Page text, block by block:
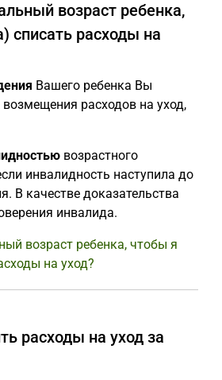
возраст ребенка,
списать расходы на
Вашего ребенка Вы
расходов на уход,
возрастного
инвалидность наступила до
В качестве доказательства
инвалида.
возраст ребенка, чтобы я
на уход?
расходы на уход за